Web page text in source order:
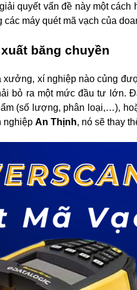
quyết vấn đề này một cách
máy quét mã vạch của
băng chuyền
xí nghiệp nào củng
bỏ ra một mức đầu tư lớn.
(số lượng, phân loại,…),
nghiệp An Thịnh, nó sẽ thay